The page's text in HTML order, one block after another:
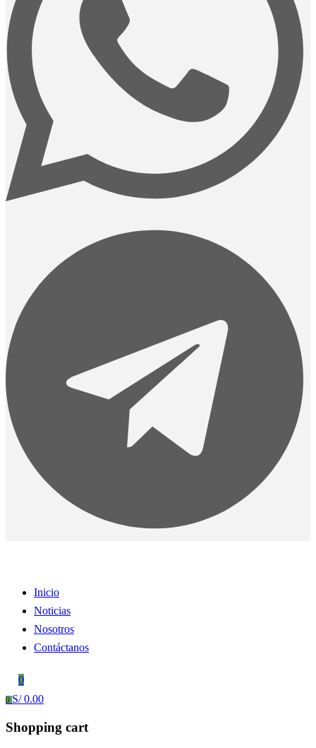
Inicio
Noticias
Nosotros
Contáctanos
0
0 S/0.00
Shopping cart